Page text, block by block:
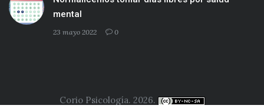
mental
23 mayo 2022 0
Corio Psicología. 2026.